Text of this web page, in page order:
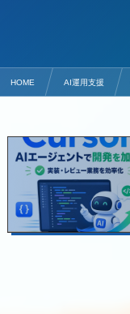
HOME AI運用支援